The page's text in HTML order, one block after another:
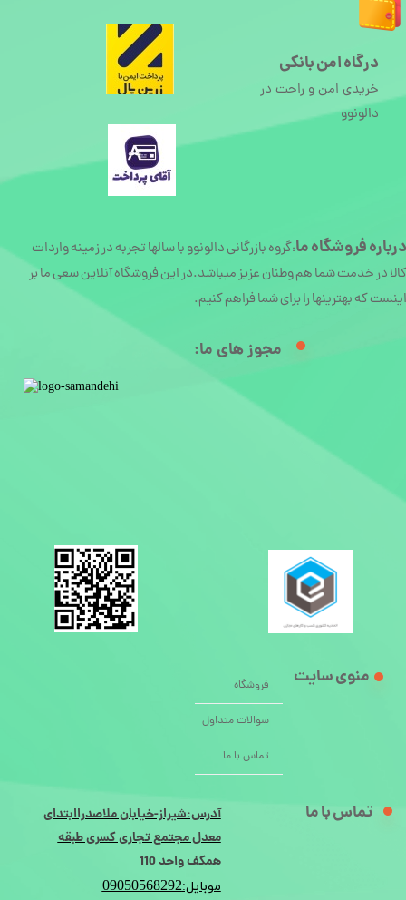
دربارهفروشگاه ما:گروه بازرگانی دالونوو با سالها تجربه در زمینه واردات
کالا در خدمت شما هم وطنان عزیز میباشد.در این فروشگاه آنلاین سعی ما بر
اینست که بهترینها را برای شما فراهم کنیم.
فروشگاه
سوالات متداول
تماس با ما
منوی سایت
تماس با ما
آدرس:شیراز-خیابان ملاصدراابتدای
معدل مجتمع تجاری کسری طبقه
همکف واحد 110
موبایل:09050568292
درگاه امن بانکی
خریدی امن و راحت در
دالونوو
مجوز های ما:​